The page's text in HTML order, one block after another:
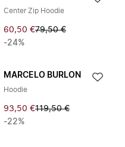
Center Zip Hoodie
60,50 €79,50 €
-24%
MARCELO BURLON
Hoodie
93,50 €119,50 €
-22%